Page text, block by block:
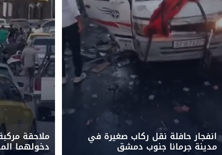
انفجار حافلة نقل ركاب صغيرة في
مدينة جرمانا جنوب دمشق
ملاحقة
دخولهما